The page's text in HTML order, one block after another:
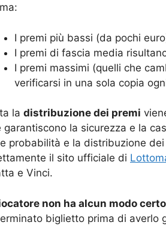
I premi più bassi (da pochi
I premi di fascia media
I premi massimi (quelli che
verificarsi in una sola copia
la distribuzione dei premi
garantiscono la sicurezza e la
probabilità e la distribuzione
il sito ufficiale di
e Vinci.
non ha alcun modo
biglietto prima di averlo